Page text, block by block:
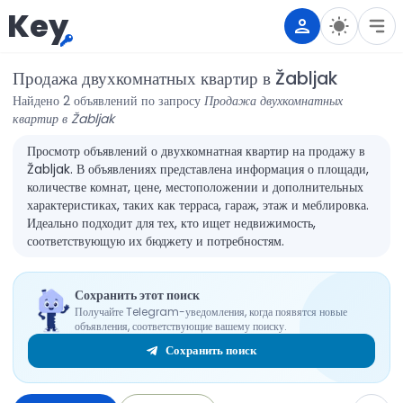
Key
Продажа двухкомнатных квартир в Žabljak
Найдено 2 объявлений по запросу Продажа двухкомнатных
квартир в Žabljak
Просмотр объявлений о двухкомнатная квартир на продажу в
Žabljak. В объявлениях представлена информация о площади,
количестве комнат, цене, местоположении и дополнительных
характеристиках, таких как терраса, гараж, этаж и меблировка.
Идеально подходит для тех, кто ищет недвижимость,
соответствующую их бюджету и потребностям.
Сохранить этот поиск
Получайте Telegram-уведомления, когда появятся новые
объявления, соответствующие вашему поиску.
Сохранить поиск